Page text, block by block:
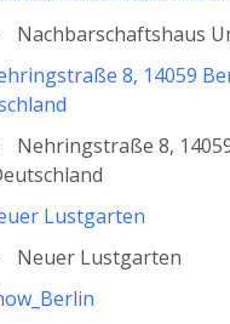
Nachbarschaftshaus
8, 14059
Nehringstraße 8,
Lustgarten
Neuer Lustgarten